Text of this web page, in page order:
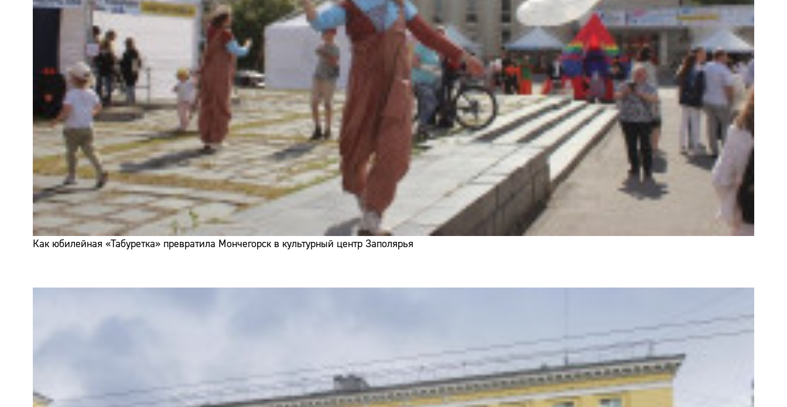
Как юбилейная «Табуретка» превратила Мончегорск в культурный центр Заполярья